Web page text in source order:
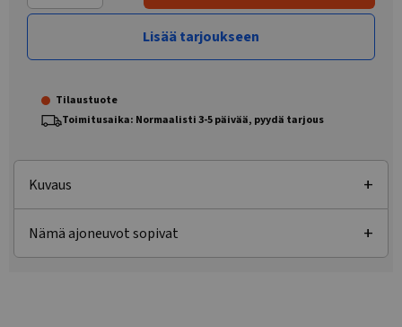
Lisää tarjoukseen
Tilaustuote
Toimitusaika: Normaalisti 3-5 päivää, pyydä tarjous
Kuvaus
Nämä ajoneuvot sopivat